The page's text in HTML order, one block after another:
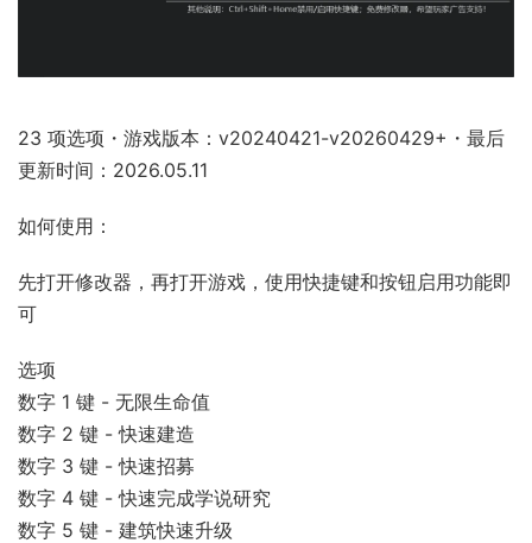
23 项选项・游戏版本：v20240421-v20260429+・最后
更新时间：2026.05.11
如何使用：
先打开修改器，再打开游戏，使用快捷键和按钮启用功能即
可
选项
数字 1 键 - 无限生命值
数字 2 键 - 快速建造
数字 3 键 - 快速招募
数字 4 键 - 快速完成学说研究
数字 5 键 - 建筑快速升级